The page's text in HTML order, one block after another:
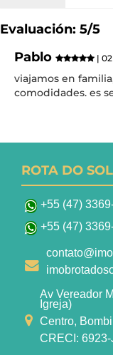
Evaluación: 5/5
Pablo
|
viajamos en
comodidades. es
ROTA DO SOL
+55 (47)
+55 (47)
Av Vereador
Igreja)
Centro,
CRECI: 6923-